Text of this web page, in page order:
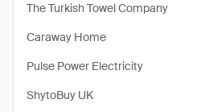
The Turkish Towel Company
Caraway Home
Pulse Power Electricity
​ShytoBuy UK